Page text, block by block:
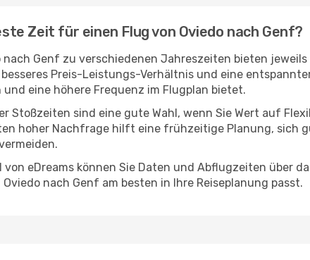
Zeit für einen Flug von Oviedo nach Genf?
nach Genf zu verschiedenen Jahreszeiten bieten
Preis-Leistungs-Verhältnis und eine
eine höhere Frequenz im Flugplan bietet.
Stoßzeiten sind eine gute Wahl, wenn Sie Wert auf
hoher Nachfrage hilft eine frühzeitige Planung, sich
von eDreams können Sie Daten und Abflugzeiten über
nach Genf am besten in Ihre Reiseplanung passt.